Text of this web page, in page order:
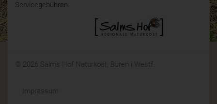
Servicegebühren.
© 2026 Salms Hof Naturkost, Büren i.Westf.
Impressum